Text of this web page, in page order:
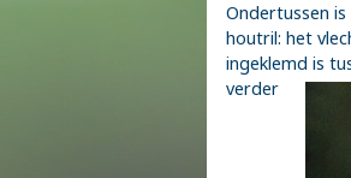
Ondertussen
houtril: het
ingeklemd is
verder